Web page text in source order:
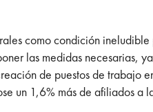
como condición
las medidas necesarias,
de puestos de trabajo
un 1,6% más de afiliados a